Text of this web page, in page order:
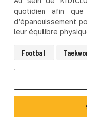
quotidien afin
d’épanouissement
leur équilibre
Football